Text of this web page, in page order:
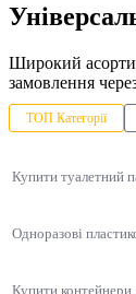
Широкий
замовлення
ТОП Категорії
Купити туалетний
Одноразові
Купити контейнери